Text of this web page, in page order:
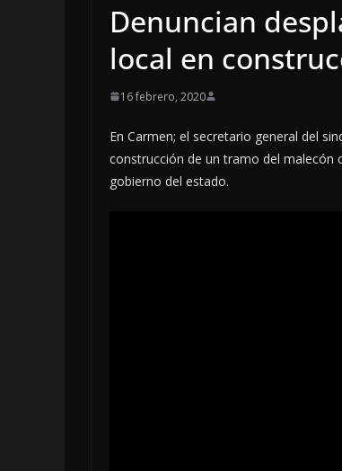
Denuncian
local en
16 febrero, 2020
En Carmen; el secretario general del
construcción de un tramo del
gobierno del estado.